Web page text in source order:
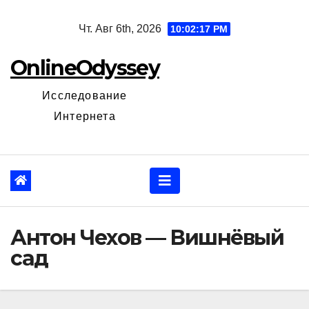
Чт. Авг 6th, 2026 10:02:18 PM
OnlineOdyssey
Исследование
Интернета
Антон Чехов — Вишнёвый
сад